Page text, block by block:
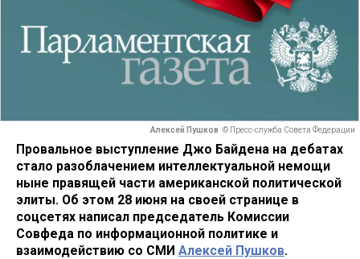
Алексей Пушков © Пресс-служба Совета Федерации
Провальное выступление Джо Байдена на дебатах
стало разоблачением интеллектуальной немощи
ныне правящей части американской политической
элиты. Об этом 28 июня на своей странице в
соцсетях написал председатель Комиссии
Совфеда по информационной политике и
взаимодействию со СМИ Алексей Пушков.